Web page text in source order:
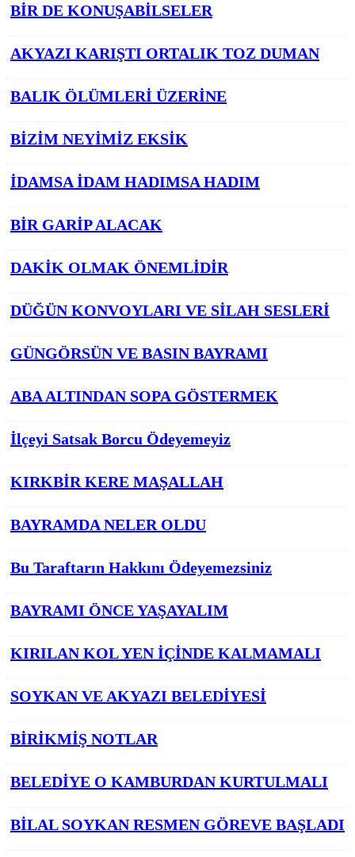
BİR DE KONUŞABİLSELER
AKYAZI KARIŞTI ORTALIK TOZ DUMAN
BALIK ÖLÜMLERİ ÜZERİNE
BİZİM NEYİMİZ EKSİK
İDAMSA İDAM HADIMSA HADIM
BİR GARİP ALACAK
DAKİK OLMAK ÖNEMLİDİR
DÜĞÜN KONVOYLARI VE SİLAH SESLERİ
GÜNGÖRSÜN VE BASIN BAYRAMI
ABA ALTINDAN SOPA GÖSTERMEK
İlçeyi Satsak Borcu Ödeyemeyiz
KIRKBİR KERE MAŞALLAH
BAYRAMDA NELER OLDU
Bu Taraftarın Hakkını Ödeyemezsiniz
BAYRAMI ÖNCE YAŞAYALIM
KIRILAN KOL YEN İÇİNDE KALMAMALI
SOYKAN VE AKYAZI BELEDİYESİ
BİRİKMİŞ NOTLAR
BELEDİYE O KAMBURDAN KURTULMALI
BİLAL SOYKAN RESMEN GÖREVE BAŞLADI